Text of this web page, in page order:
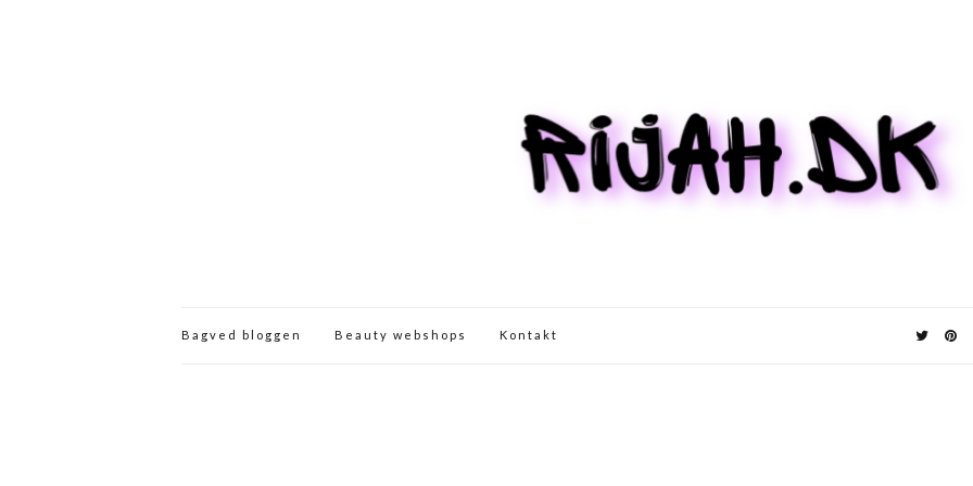
Bagved bloggen Beauty webshops Kontakt